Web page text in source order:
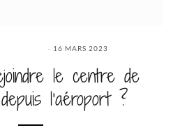
16 MARS 2023
le centre de
l’aéroport ?